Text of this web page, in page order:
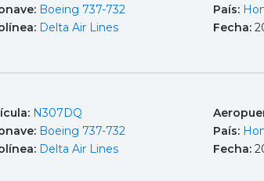
Boeing 737-732
Delta Air Lines
País:
Fecha:
N307DQ
Boeing 737-732
Delta Air Lines
País:
Fecha: